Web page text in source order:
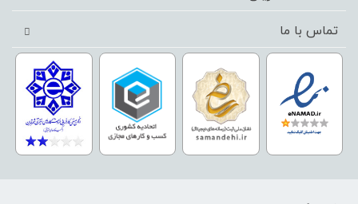
تماس با ما